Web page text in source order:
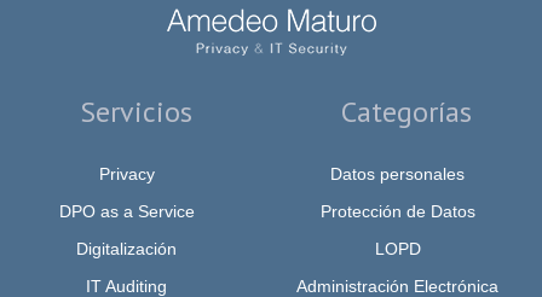
Servicios
Privacy
DPO as a Service
Digitalización
IT Auditing
Categorías
Datos personales
Protección de Datos
LOPD
Administración Electrónica